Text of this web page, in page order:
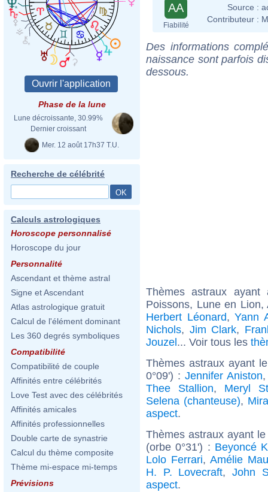
Phase de la lune
Lune décroissante, 30.99%
Dernier croissant
Mer. 12 août 17h37 T.U.
Recherche de célébrité
Calculs astrologiques
Horoscope personnalisé
Horoscope du jour
Personnalité
Ascendant et thème astral
Signe et Ascendant
Atlas astrologique gratuit
Calcul de l'élément dominant
Les 360 degrés symboliques
Compatibilité
Compatibilité de couple
Affinités entre célébrités
Love Test avec des célébrités
Affinités amicales
Affinités professionnelles
Double carte de synastrie
Calcul du thème composite
Thème mi-espace mi-temps
Prévisions
AA
Fiabilité
Source :
Contributeur :
Des informations
naissance sont parfois
dessous.
Thèmes astraux
Poissons, Lune en
Herbert Léonard,Yann
Nichols, Jim Clark,
Jouzel... Voir tous les
Thèmes astraux ayant
0°09') :Jennifer Aniston
Thee Stallion, Meryl
Selena (chanteuse),
aspect.
Thèmes astraux ayant
(orbe 0°31') : Beyoncé
Lolo Ferrari,Amélie
H. P. Lovecraft,John
aspect.